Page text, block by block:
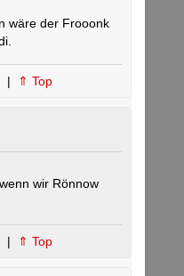
wäre der Frooonk
| ⇑ Top
wir Rönnow
| ⇑ Top